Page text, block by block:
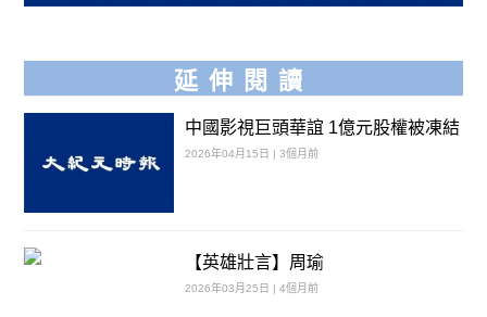
延伸閱讀
中國影視巨頭華誼 1億元股權被凍結
2026年04月15日 | 3個月前
【英雄壯言】周瑜
2026年03月25日 | 4個月前